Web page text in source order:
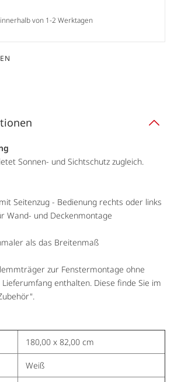
von 1-2 Werktagen
Sonnen- und Sichtschutz zugleich.
Seitenzug - Bedienung rechts oder links
Wand- und Deckenmontage
als das Breitenmaß
zur Fenstermontage ohne
Lieferumfang enthalten. Diese finde Sie im
180,00 x 82,00 cm
Weiß